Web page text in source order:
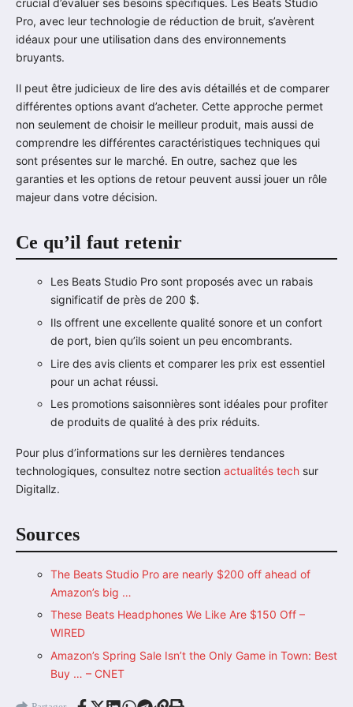
crucial d’évaluer ses besoins spécifiques. Les Beats Studio
Pro, avec leur technologie de réduction de bruit, s’avèrent
idéaux pour une utilisation dans des environnements
bruyants.
Il peut être judicieux de lire des avis détaillés et de comparer
différentes options avant d’acheter. Cette approche permet
non seulement de choisir le meilleur produit, mais aussi de
comprendre les différentes caractéristiques techniques qui
sont présentes sur le marché. En outre, sachez que les
garanties et les options de retour peuvent aussi jouer un rôle
majeur dans votre décision.
Ce qu’il faut retenir
Les Beats Studio Pro sont proposés avec un rabais
significatif de près de 200 $.
Ils offrent une excellente qualité sonore et un confort
de port, bien qu’ils soient un peu encombrants.
Lire des avis clients et comparer les prix est essentiel
pour un achat réussi.
Les promotions saisonnières sont idéales pour profiter
de produits de qualité à des prix réduits.
Pour plus d’informations sur les dernières tendances
technologiques, consultez notre section actualités tech sur
Digitallz.
Sources
The Beats Studio Pro are nearly $200 off ahead of
Amazon’s big …
These Beats Headphones We Like Are $150 Off –
WIRED
Amazon’s Spring Sale Isn’t the Only Game in Town: Best
Buy … – CNET